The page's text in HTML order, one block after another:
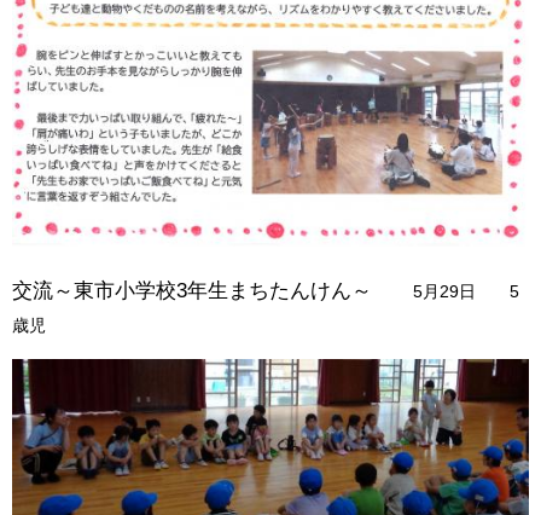
交流～東市小学校3年生まちたんけん～ 5月29日 5
歳児